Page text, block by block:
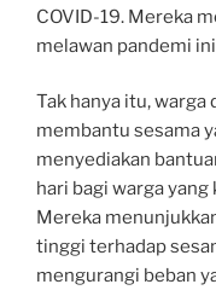
COVID-19. Mereka
melawan pandemi
Tak hanya itu,
membantu sesama
menyediakan
hari bagi warga
Mereka
tinggi terhadap
mengurangi beban